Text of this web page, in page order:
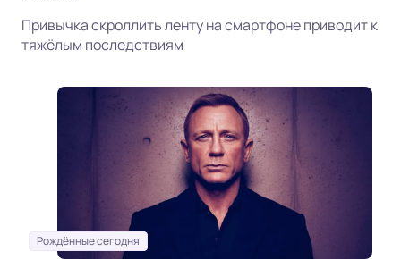
Привычка скроллить ленту на смартфоне приводит к
тяжёлым последствиям
Рождённые сегодня